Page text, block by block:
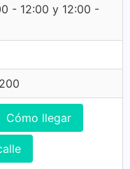
- 12:00 y 12:00 -
Cómo llegar